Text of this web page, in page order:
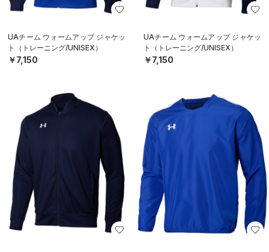
UAチーム ウォームアップ ジャケッ
ト（トレーニング/UNISEX）
￥7,150
UAチーム ウォームアップ ジャケッ
ト（トレーニング/UNISEX）
￥7,150